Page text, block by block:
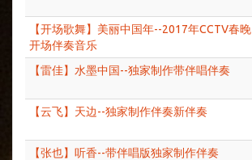
【开场歌舞】美丽中国年--2017年CCTV春晚
开场伴奏音乐
【雷佳】水墨中国--独家制作带伴唱伴奏
【云飞】天边--独家制作伴奏新伴奏
【张也】听香--带伴唱版独家制作伴奏